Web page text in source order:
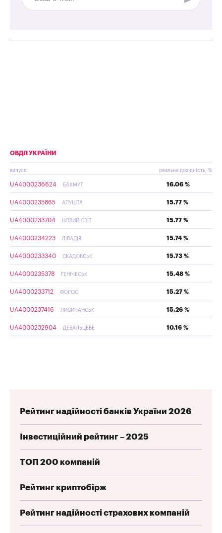
ОВДП УКРАЇНИ
випуск реальна дохідність, %
UA4000236624 БАХМУТ 16.06 %
UA4000235865 АЛУШТА 15.77 %
UA4000233704 НОВИЙ СВІТ 15.77 %
UA4000234223 ЛІВАДІЯ 15.74 %
UA4000233340 СКАДОВСЬК 15.73 %
UA4000235378 ГЕНІЧЕСЬК 15.48 %
UA4000233712 ФОРОС 15.27 %
UA4000237416 ЛИСИЧАНСЬК 15.26 %
UA4000232904 ДЕБАЛЬЦЕВЕ 10.16 %
Рейтинг надійності банків України 2026
Інвестиційний рейтинг – 2025
ТОП 200 компаній
Рейтинг криптобірж
Рейтинг надійності страхових компаній